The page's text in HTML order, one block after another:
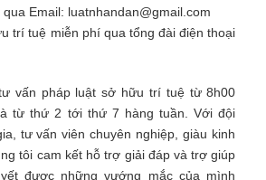
Email: luatnhandan@gmail.com
trí tuệ miễn phí qua tổng đài điện thoại
vấn pháp luật sở hữu trí tuệ từ 8h00
từ thứ 2 tới thứ 7 hàng tuần. Với đội
tư vấn viên chuyên nghiệp, giàu kinh
tôi cam kết hỗ trợ giải đáp và trợ giúp
được những vướng mắc của mình